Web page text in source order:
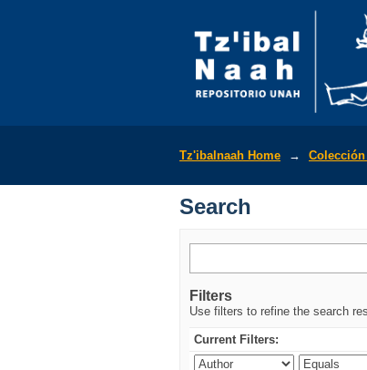
Tz'ibalnaah Home →
Search
Filters
Use filters to refine the search
Current Filters: